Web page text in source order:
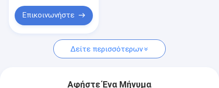
Επίπεδη μπάρα από ανοξείδωτο ατσάλι
Μπάρα από κράμα αλουμινίου
Επικοινωνήστε
Δείτε περισσότερων
Αφήστε Ένα Μήνυμα